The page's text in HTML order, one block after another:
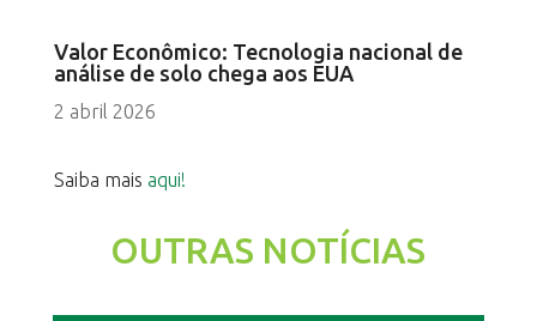
Valor Econômico: Tecnologia nacional de
análise de solo chega aos EUA
2 abril 2026
Saiba mais aqui!
OUTRAS NOTÍCIAS